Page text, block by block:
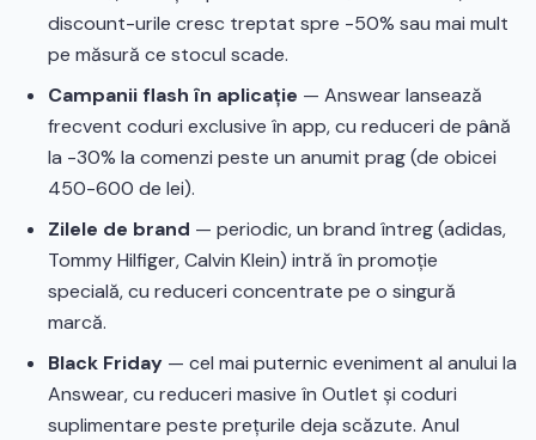
discount-urile cresc treptat spre -50% sau mai mult
pe măsură ce stocul scade.
Campanii flash în aplicație — Answear lansează
frecvent coduri exclusive în app, cu reduceri de până
la -30% la comenzi peste un anumit prag (de obicei
450-600 de lei).
Zilele de brand — periodic, un brand întreg (adidas,
Tommy Hilfiger, Calvin Klein) intră în promoție
specială, cu reduceri concentrate pe o singură
marcă.
Black Friday — cel mai puternic eveniment al anului la
Answear, cu reduceri masive în Outlet și coduri
suplimentare peste prețurile deja scăzute. Anul